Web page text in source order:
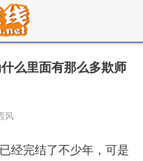
么里面有那么多欺师
风
经完结了不少年，可是